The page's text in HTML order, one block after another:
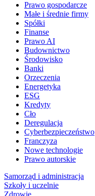
Prawo gospodarcze
Małe i średnie firmy
Spółki
Finanse
Prawo AI
Budownictwo
Środowisko
Banki
Orzeczenia
Energetyka
ESG
Kredyty
Cło
Deregulacja
Cyberbezpieczeństwo
Franczyza
Nowe technologie
Prawo autorskie
Samorząd i administracja
Szkoły i uczelnie